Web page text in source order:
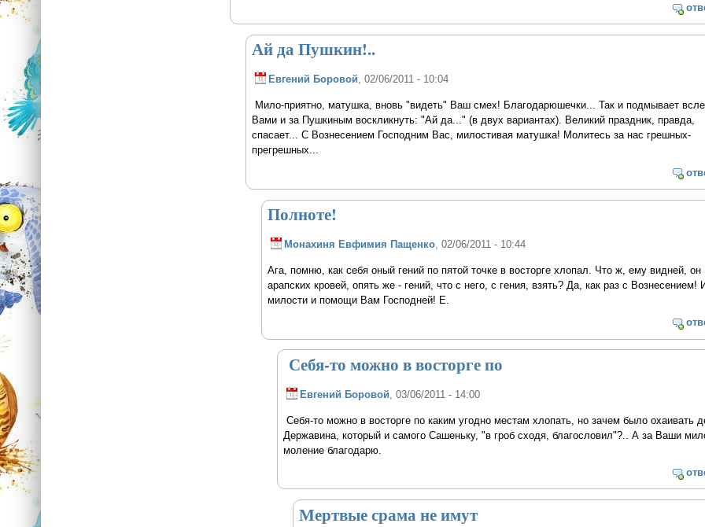
Ай да Пушкин!..
Евгений Боровой, 02/06/2011 - 10:04
Мило-приятно, матушка, вновь "видеть" Ваш смех! Благодарюшечки... Так и подмывает
Вами и за Пушкиным воскликнуть: "Ай да..." (в двух вариантах). Великий праздник, правда,
спасает... С Вознесением Господним Вас, милостивая матушка! Молитесь за нас грешных-
прегрешных...
Полноте!
Монахиня Евфимия Пащенко, 02/06/2011 - 10:44
Ага, помню, как себя оный гений по пятой точке в восторге хлопал. Что ж, ему видней, он
арапских кровей, опять же - гений, что с него, с гения, взять? Да, как раз с Вознесением!
милости и помощи Вам Господней! Е.
Себя-то можно в восторге по
Евгений Боровой , 03/06/2011 - 14:00
Себя-то можно в восторге по каким угодно местам хлопать, но зачем было охаивать
Державина, который и самого Сашеньку, "в гроб сходя, благословил"?.. А за Ваши
моление благодарю.
Мертвые срама не имут